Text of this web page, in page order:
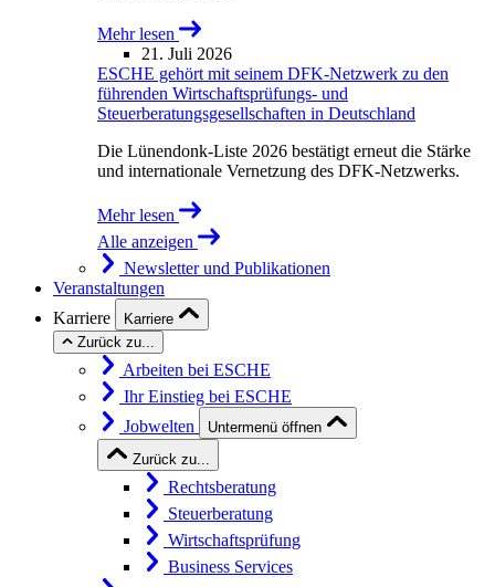
Mehr lesen
21. Juli 2026
ESCHE gehört mit seinem DFK-Netzwerk zu den
führenden Wirtschaftsprüfungs- und
Steuerberatungsgesellschaften in Deutschland
Die Lünendonk-Liste 2026 bestätigt erneut die Stärke
und internationale Vernetzung des DFK-Netzwerks.
Mehr lesen
Alle anzeigen
Newsletter und Publikationen
Veranstaltungen
Karriere
Karriere
Zurück zu...
Arbeiten bei ESCHE
Ihr Einstieg bei ESCHE
Jobwelten
Untermenü öffnen
Zurück zu...
Rechtsberatung
Steuerberatung
Wirtschaftsprüfung
Business Services